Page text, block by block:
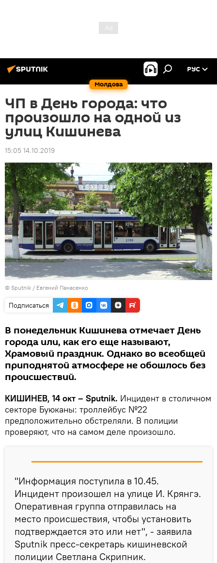
Молдова
РУС
ЧП в День города: что
произошло на одной из
улиц Кишинева
15:05 14.10.2019
© Sputnik / Евгений Панасенко
Подписаться
В понедельник Кишинева отмечает День
города или, как его еще называют,
Храмовый праздник. Однако во всеобщей
приподнятой атмосфере не обошлось без
происшествий.
КИШИНЕВ, 14 окт – Sputnik. Инцидент в столичном
секторе Буюканы: троллейбус №22
предположительно обстреляли. В полиции
проверяют, что на самом деле произошло.
"Информация поступила в 10.45.
Инцидент произошел на улице И. Крянгэ.
Оперативная группа отправилась на
место происшествия, чтобы установить
подтверждается это или нет", - заявила
Sputnik пресс-секретарь кишиневской
полиции Светлана Скрипник.